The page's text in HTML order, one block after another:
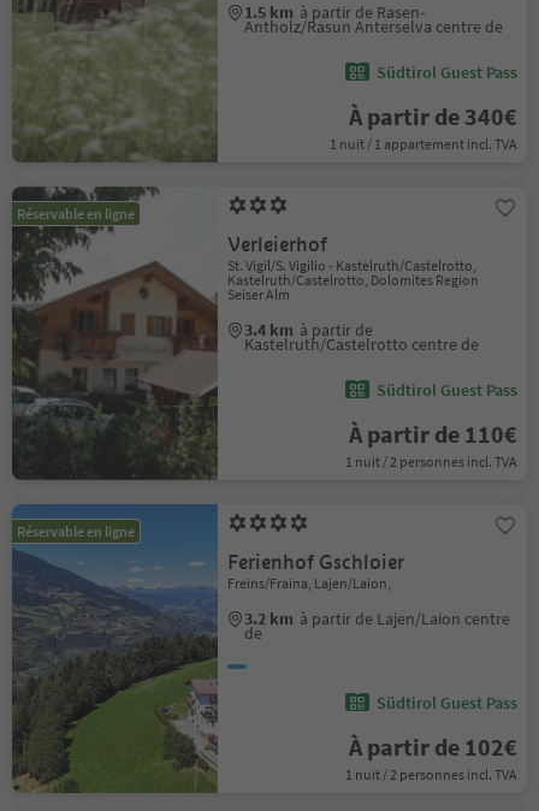
1.5 km à partir de Rasen-
Antholz/Rasun Anterselva centre de
Südtirol Guest Pass
À partir de 340€
1 nuit / 1 appartement incl. TVA
Réservable en ligne
Verleierhof
St. Vigil/S. Vigilio - Kastelruth/Castelrotto,
Kastelruth/Castelrotto, Dolomites Region
Seiser Alm
3.4 km à partir de
Kastelruth/Castelrotto centre de
Südtirol Guest Pass
À partir de 110€
1 nuit / 2 personnes incl. TVA
Réservable en ligne
Ferienhof Gschloier
Freins/Fraina, Lajen/Laion,
3.2 km à partir de Lajen/Laion centre
de
Südtirol Guest Pass
À partir de 102€
1 nuit / 2 personnes incl. TVA